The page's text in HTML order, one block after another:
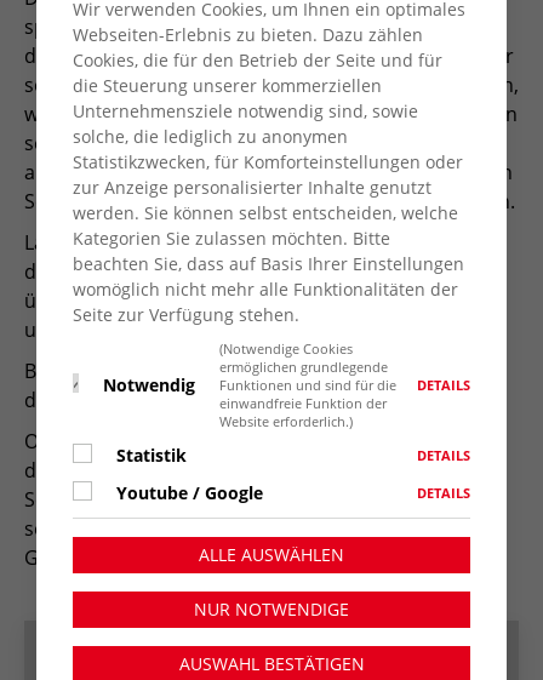
spielerische Art Kinder wie auch die Erziehenden mit
den Präventionsinhalten vertraut machen. Die Kinder
sollen dadurch gestärkt werden und Ideen entwickeln,
wo sie sich Hilfe holen können. Die Erziehenden sollen
sensibilisiert werden, um Kindern frühzeitig Hilfe
anbieten zu können. Denn die Verantwortung für den
Schutz von Kindern liegt immer bei den Erwachsenen.
Laufend werden Grund- und Förderschulklassen
durch die Ausstellung geführt, Informationen gibt es
über der AWO Beratungsstelle für Schwangerschaft
und Sexualität: bssk@awo-kv-wesel.de
Buchung der Ausstellung: Stadt Kamp – Lintfort mit
dem Amt für Schule, Jugend und Sport
Organisation der begleitenden Veranstaltungen und
der Führungen: AWO Beratungsstelle für
Schwangerschaft und Sexualität, Arbeitskreis gegen
sexualisierte Gewalt Kamp – Lintfort, Herrmann –
Gmeiner Berufskolleg Moers / Kamp - Lintfort
Termin speichern
Wir verwenden Cookies, um Ihnen ein optimales
Webseiten-Erlebnis zu bieten. Dazu zählen
Cookies, die für den Betrieb der Seite und für
die Steuerung unserer kommerziellen
Unternehmensziele notwendig sind, sowie
solche, die lediglich zu anonymen
Statistikzwecken, für Komforteinstellungen oder
zur Anzeige personalisierter Inhalte genutzt
werden. Sie können selbst entscheiden, welche
Kategorien Sie zulassen möchten. Bitte
beachten Sie, dass auf Basis Ihrer Einstellungen
womöglich nicht mehr alle Funktionalitäten der
Seite zur Verfügung stehen.
Notwendig
(Notwendige Cookies
ermöglichen grundlegende
Funktionen und sind für die
einwandfreie Funktion der
Website erforderlich.)
DETAILS
Statistik DETAILS
Youtube / Google DETAILS
ALLE AUSWÄHLEN
NUR NOTWENDIGE
AUSWAHL BESTÄTIGEN